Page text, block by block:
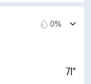
51° F
0%
71°